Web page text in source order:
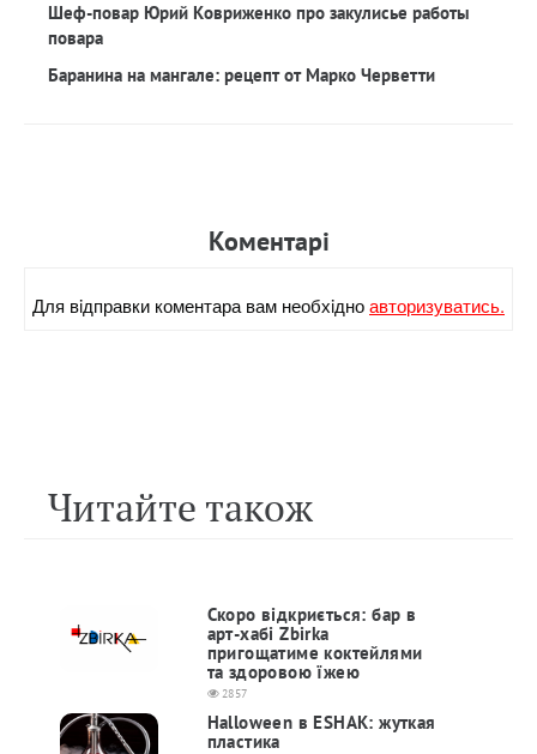
Шеф-повар Юрий Ковриженко про закулисье работы
повара
Баранина на мангале: рецепт от Марко Черветти
Коментарi
Для вiдправки коментара вам необхiдноавторизуватись.
Читайте також
Скоро відкриється: бар в
арт-хабі Zbirka
пригощатиме коктейлями
та здоровою їжею
2857
Halloween в ESHAK: жуткая
пластика